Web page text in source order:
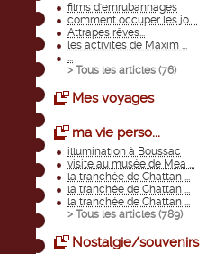
films d'emrubannages
comment occuper les jo ...
Attrapes rêves...
les activités de Maxim ...
...
> Tous les articles (76)
Mes voyages
ma vie perso...
illumination à Boussac
visite au musée de Mea ...
la tranchée de Chattan ...
la tranchée de Chattan ...
la tranchée de Chattan ...
> Tous les articles (789)
Nostalgie/souvenirs